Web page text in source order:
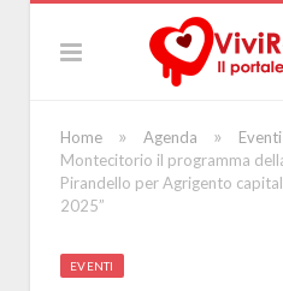
Home » Agenda » Eventi
Montecitorio il programma
Pirandello per Agrigento
2025”
EVENTI